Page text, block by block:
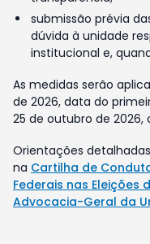
submissão prévia
dúvida à unidade
institucional e,
As medidas serão
de 2026, data do
25 de outubro de 2026,
Orientações
na Cartilha de
Federais nas Eleições
Advocacia-Geral da